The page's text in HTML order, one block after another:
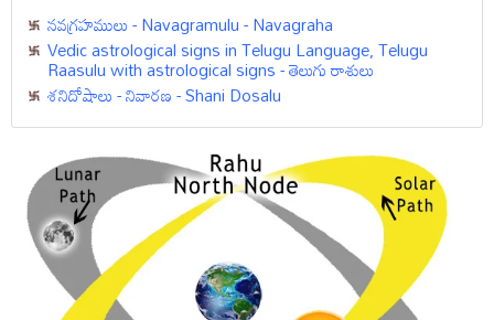
నవగ్రహములు - Navagramulu - Navagraha
Vedic astrological signs in Telugu Language, Telugu
Raasulu with astrological signs - తెలుగు రాశులు
శనిదోషాలు - నివారణ - Shani Dosalu